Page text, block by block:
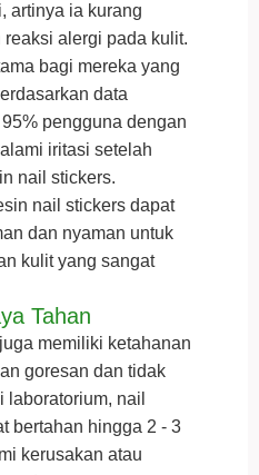
artinya ia kurang
alergi pada kulit.
bagi mereka yang
data
pengguna dengan
iritasi setelah
nail stickers.
nail stickers dapat
dan nyaman untuk
kulit yang sangat
Tahan
memiliki ketahanan
goresan dan tidak
laboratorium, nail
bertahan hingga 2 - 3
kerusakan atau